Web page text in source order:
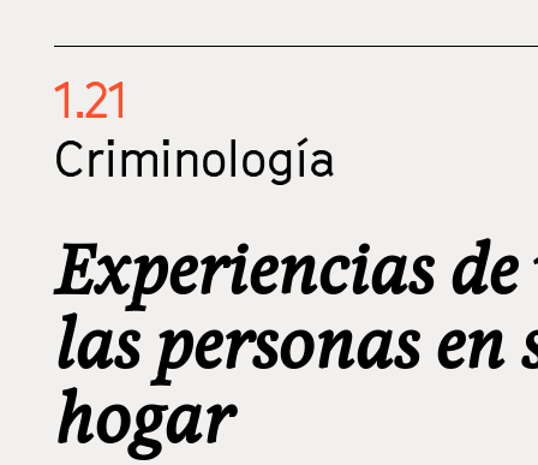
1.21
Criminología
Experiencias
las personas
hogar